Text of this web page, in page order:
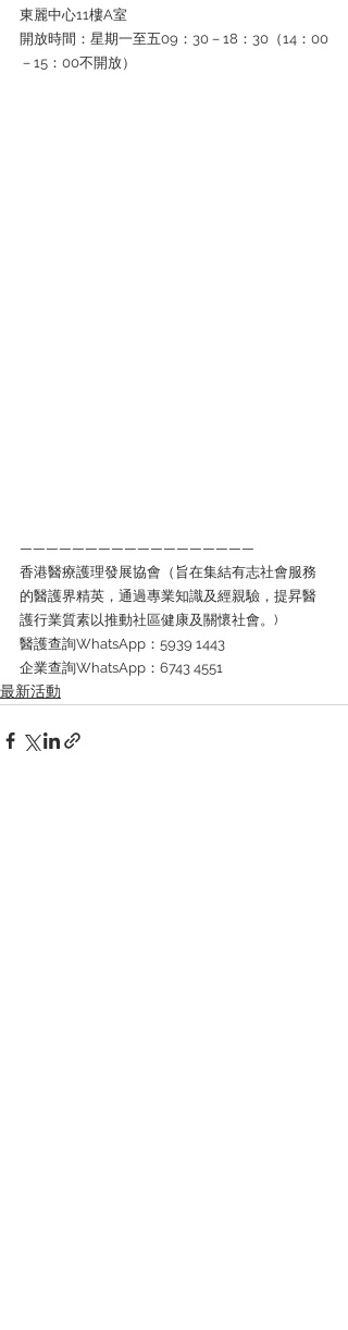
東麗中心11樓A室
開放時間：星期一至五09：30－18：30（14：00
－15：00不開放）
——————————————————
香港醫療護理發展協會（旨在集結有志社會服務
的醫護界精英，通過專業知識及經親驗，提昇醫
護行業質素以推動社區健康及關懷社會。)
醫護查詢WhatsApp：5939 1443
企業查詢WhatsApp：6743 4551
最新活動